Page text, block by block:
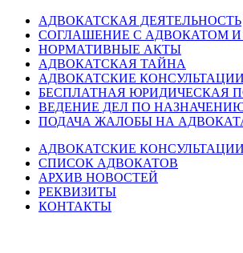
АДВОКАТСКАЯ ДЕЯТЕЛЬНОСТЬ
СОГЛАШЕНИЕ С АДВОКАТОМ И
НОРМАТИВНЫЕ АКТЫ
АДВОКАТСКАЯ ТАЙНА
АДВОКАТСКИЕ КОНСУЛЬТАЦИИ
БЕСПЛАТНАЯ ЮРИДИЧЕСКАЯ
ВЕДЕНИЕ ДЕЛ ПО
ПОДАЧА ЖАЛОБЫ НА
АДВОКАТСКИЕ КОНСУЛЬТАЦИИ
СПИСОК АДВОКАТОВ
АРХИВ НОВОСТЕЙ
РЕКВИЗИТЫ
КОНТАКТЫ